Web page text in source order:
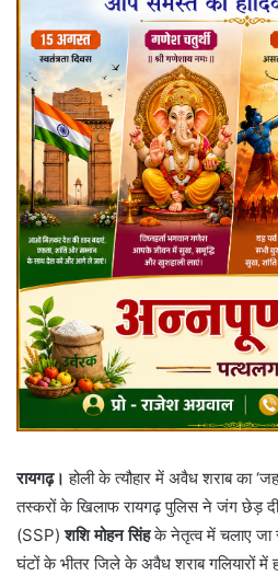
रायगढ़। होली के त्यौहार में अवैध शराब का
तस्करों के खिलाफ रायगढ़ पुलिस ने जंग छेड़ दी
(SSP)शशि मोहन सिंहके नेतृत्व में चलाए जा
घंटों के भीतर जिले के अवैध शराब गलियारों में